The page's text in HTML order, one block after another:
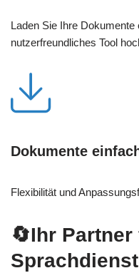
Laden Sie Ihre Dokumente
nutzerfreundliches Tool
Dokumente
Flexibilität und
🔄Ihr Partner